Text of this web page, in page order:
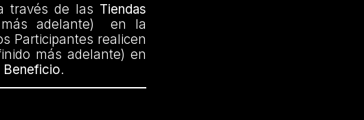
través de las Tiendas
más adelante) en la
Participantes realicen
más adelante) en
Beneficio.